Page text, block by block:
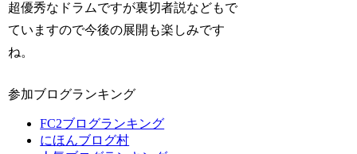
超優秀なドラムですが裏切者説などもで
ていますので今後の展開も楽しみです
ね。
参加ブログランキング
FC2ブログランキング
にほんブログ村